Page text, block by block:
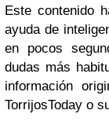
Este contenido
ayuda de
en pocos
dudas más
información
TorrijosToday o